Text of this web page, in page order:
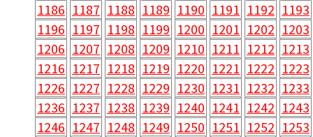
1186 1187 1188 1189 1190 1191 1192 1193
1196 1197 1198 1199 1200 1201 1202 1203
1206 1207 1208 1209 1210 1211 1212 1213
1216 1217 1218 1219 1220 1221 1222 1223
1226 1227 1228 1229 1230 1231 1232 1233
1236 1237 1238 1239 1240 1241 1242 1243
1246 1247 1248 1249 1250 1251 1252 1253